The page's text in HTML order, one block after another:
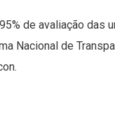
de avaliação das
Nacional de